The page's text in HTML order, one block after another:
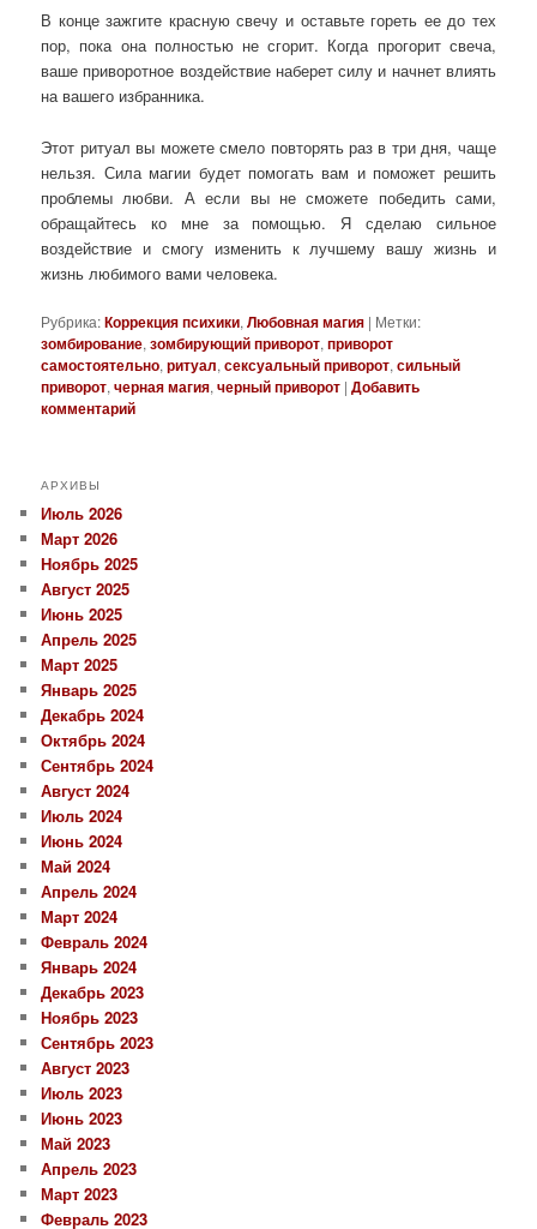
В конце зажгите красную свечу и оставьте гореть ее до тех
пор, пока она полностью не сгорит. Когда прогорит свеча,
ваше приворотное воздействие наберет силу и начнет влиять
на вашего избранника.
Этот ритуал вы можете смело повторять раз в три дня, чаще
нельзя. Сила магии будет помогать вам и поможет решить
проблемы любви. А если вы не сможете победить сами,
обращайтесь ко мне за помощью. Я сделаю сильное
воздействие и смогу изменить к лучшему вашу жизнь и
жизнь любимого вами человека.
Рубрика:Коррекция психики,Любовная магия | Метки:
зомбирование,зомбирующий приворот,приворот
самостоятельно,ритуал,сексуальный приворот,сильный
приворот,черная магия,черный приворот |Добавить
комментарий
АРХИВЫ
Июль 2026
Март 2026
Ноябрь 2025
Август 2025
Июнь 2025
Апрель 2025
Март 2025
Январь 2025
Декабрь 2024
Октябрь 2024
Сентябрь 2024
Август 2024
Июль 2024
Июнь 2024
Май 2024
Апрель 2024
Март 2024
Февраль 2024
Январь 2024
Декабрь 2023
Ноябрь 2023
Сентябрь 2023
Август 2023
Июль 2023
Июнь 2023
Май 2023
Апрель 2023
Март 2023
Февраль 2023